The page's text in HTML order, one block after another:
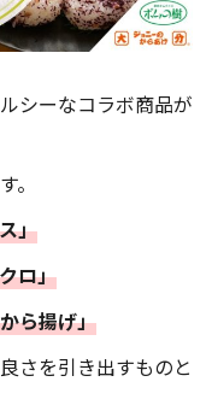
シーなコラボ商品が
。
」
ロ」
ら揚げ」
さを引き出すものと